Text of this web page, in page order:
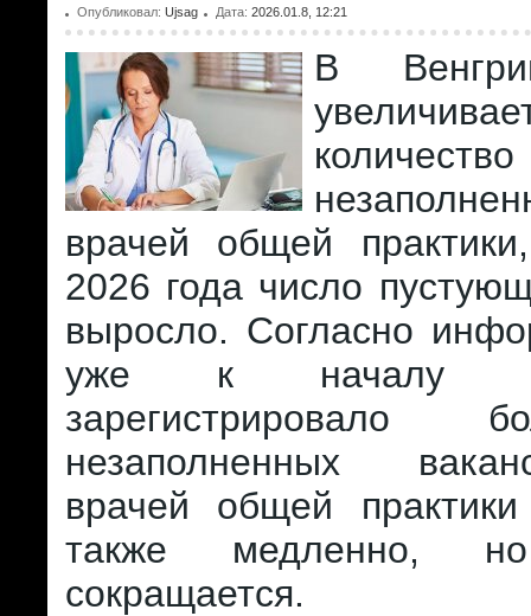
Опубликовал: Ujsag Дата: 2026.01.8, 12:21
В
количество
врачей общей
2026 года число
выросло. Согласно
уже к началу
зарегистрировало
незаполненных
врачей общей
также медленно,
сокращается.